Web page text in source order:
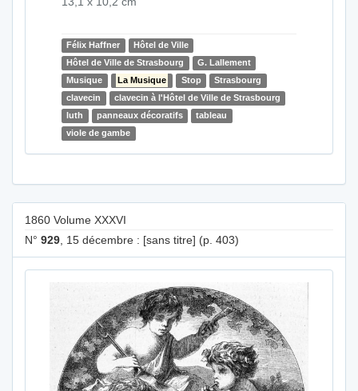
Félix Haffner
Hôtel de Ville
Hôtel de Ville de Strasbourg
G. Lallement
Musique
La Musique Stop
Strasbourg
clavecin
clavecin à l'Hôtel de Ville de Strasbourg
luth
panneaux décoratifs
tableau
viole de gambe
1860 Volume XXXVI
N° 929, 15 décembre : [sans titre] (p. 403)